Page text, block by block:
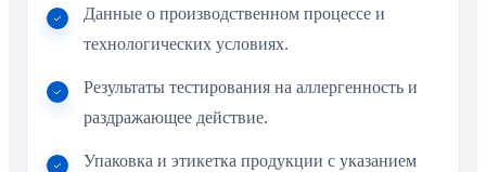
Данные о производственном процессе и
технологических условиях.
Результаты тестирования на аллергенность и
раздражающее действие.
Упаковка и этикетка продукции с указанием